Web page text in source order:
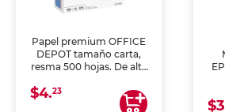
Papel premium OFFICE
DEPOT tamaño carta,
resma 500 hojas. De alta
uniforme, ideal para
impresoras de inyección
$4.23